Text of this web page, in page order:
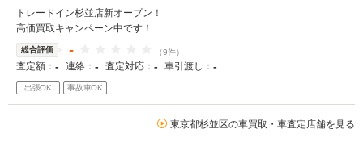
トレードイン杉並店新オープン！
高価買取キャンペーン中です！
総合評価 - （9件）
査定額： - 連絡： - 査定対応： - 車引渡し： -
出張OK 事故車OK
東京都杉並区の車買取・車査定店舗を見る